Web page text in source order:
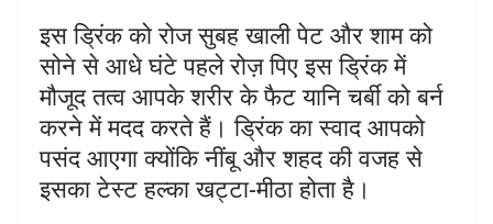
इस ड्रिंक को रोज सुबह खाली पेट और शाम को
सोने से आधे घंटे पहले रोज़ पिए इस ड्रिंक में
मौजूद तत्व आपके शरीर के फैट यानि चर्बी को बर्न
करने में मदद करते हैं। ड्रिंक का स्वाद आपको
पसंद आएगा क्योंकि नींबू और शहद की वजह से
इसका टेस्ट हल्का खट्टा-मीठा होता है।